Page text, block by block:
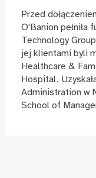
Przed
O'Banion pełniła
Technology
jej klientami byli
Healthcare &
Hospital.
Administration w
School of